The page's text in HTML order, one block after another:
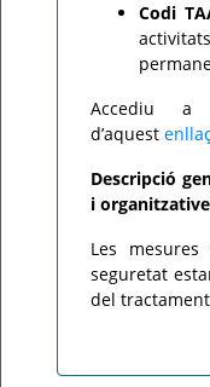
Codi
Accediu
d’aquest enllaç
Descripció
i
Les
seguretat
del